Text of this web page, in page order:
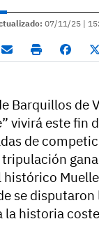
07/11/25 |
Barquillos de
vivirá este fin
de
se
historia